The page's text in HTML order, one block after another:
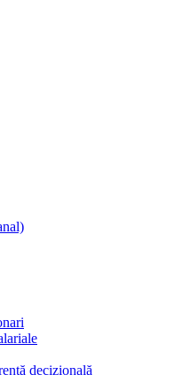
decizională